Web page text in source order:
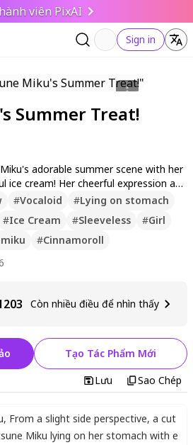
viên PixAI
Sign in
Summer Treat!
adorable summer scene with her
ice cream! Her cheerful expression and
feel so happy just looking at it. If you l
share more of my favorite artworks w
#Vocaloid #Lying on stomach
#Ice Cream #Sleeveless #Girl
#Cinnamoroll
Còn nhiều điều để nhìn thấy
Tạo Tác Phẩm Mới
Lưu Sao Chép
, From a slight side perspective, a cut
Miku lying on her stomach with e